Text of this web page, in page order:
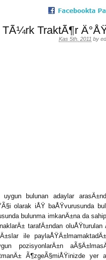
TÃ¼rk TraktÃ¶r
Kas 5th, 2011 by
bulunan adaylar
olarak iÅŸ baÅŸvurusunda
bulunma imkanÄ±na da
tarafÄ±ndan
ile
pozisyonlarÄ±n
Ã¶zgeÃ§miÅŸinizde